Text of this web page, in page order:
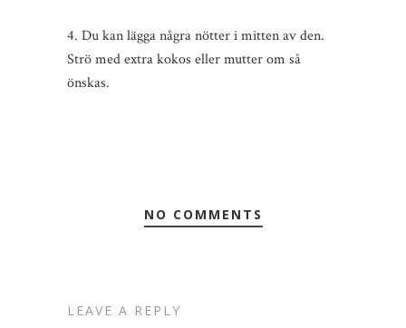
4. Du kan lägga några nötter i mitten av den.
Strö med extra kokos eller mutter om så
önskas.
NO COMMENTS
LEAVE A REPLY